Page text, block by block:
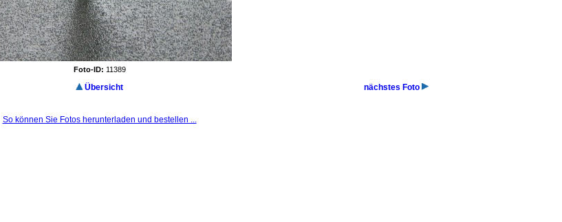
Foto-ID: 11389
Übersicht nächstes Foto
So können Sie Fotos herunterladen und bestellen ...